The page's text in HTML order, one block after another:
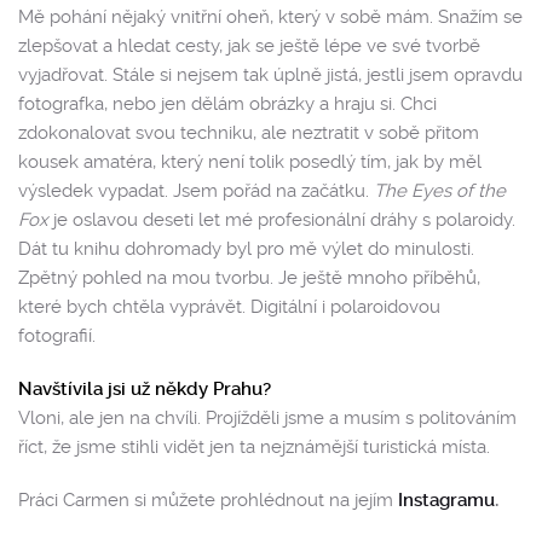
Mě pohání nějaký vnitřní oheň, který v sobě mám. Snažím se
zlepšovat a hledat cesty, jak se ještě lépe ve své tvorbě
vyjadřovat. Stále si nejsem tak úplně jistá, jestli jsem opravdu
fotografka, nebo jen dělám obrázky a hraju si. Chci
zdokonalovat svou techniku, ale neztratit v sobě přitom
kousek amatéra, který není tolik posedlý tím, jak by měl
výsledek vypadat. Jsem pořád na začátku. The Eyes of the
Foxje oslavou deseti let mé profesionální dráhy s polaroidy.
Dát tu knihu dohromady byl pro mě výlet do minulosti.
Zpětný pohled na mou tvorbu. Je ještě mnoho příběhů,
které bych chtěla vyprávět. Digitální i polaroidovou
fotografií.
Navštívila jsi už někdy Prahu?
Vloni, ale jen na chvíli. Projížděli jsme a musím s politováním
říct, že jsme stihli vidět jen ta nejznámější turistická místa.
Práci Carmen si můžete prohlédnout na jejím Instagramu.